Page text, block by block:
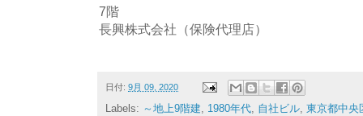
7階
長興株式会社（保険代理店）
日付: 9月 09, 2020
Labels: ～地上9階建, 1980年代, 自社ビル, 東京都中央